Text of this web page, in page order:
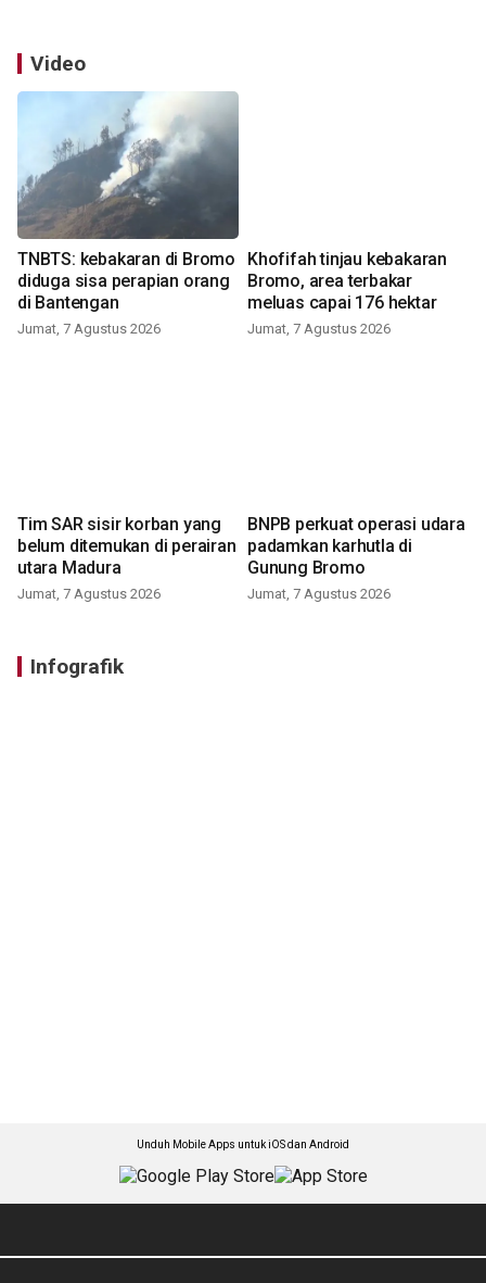
Video
TNBTS: kebakaran di Bromo
diduga sisa perapian orang
di Bantengan
Jumat, 7 Agustus 2026
Khofifah tinjau kebakaran
Bromo, area terbakar
meluas capai 176 hektar
Jumat, 7 Agustus 2026
Tim SAR sisir korban yang
belum ditemukan di perairan
utara Madura
Jumat, 7 Agustus 2026
BNPB perkuat operasi udara
padamkan karhutla di
Gunung Bromo
Jumat, 7 Agustus 2026
Infografik
Unduh Mobile Apps untuk iOS dan Android